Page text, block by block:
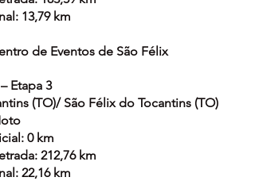
13,79 km
de Eventos de São Félix
Etapa 3
(TO)/ São Félix do Tocantins (TO)
0 km
212,76 km
22,16 km